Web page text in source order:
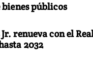
bienes públicos
renueva con el
2032